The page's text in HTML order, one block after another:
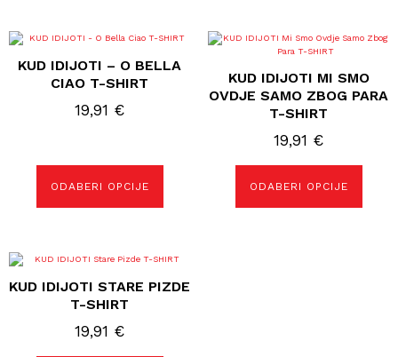
KUD IDIJOTI – O BELLA
CIAO T-SHIRT
19,91 €
ODABERI OPCIJE
Ovaj
ima
varijanti.
Opcije
se
proizvoda
KUD IDIJOTI MI SMO
OVDJE SAMO ZBOG PARA
T-SHIRT
19,91 €
ODABERI OPCIJE
Ovaj
proizvod
više
varijanti.
Opcije
se
odabrati
proizvoda
KUD IDIJOTI STARE PIZDE
T-SHIRT
19,91 €
Ovaj
ima
varijanti.
Opcije
se